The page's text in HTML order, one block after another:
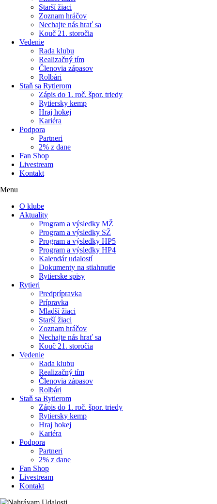
Starší žiaci
Zoznam hráčov
Nechajte nás hrať sa
Kouč 21. storočia
Vedenie
Rada klubu
Realizačný tím
Členovia zápasov
Rolbári
Staň sa Rytierom
Zápis do 1. roč. špor. triedy
Rytiersky kemp
Hraj hokej
Kariéra
Podpora
Partneri
2% z dane
Fan Shop
Livestream
Kontakt
Menu
O klube
Aktuality
Program a výsledky MŽ
Program a výsledky SŽ
Program a výsledky HP5
Program a výsledky HP4
Kalendár udalostí
Dokumenty na stiahnutie
Rytierske spisy
Rytieri
Predprípravka
Prípravka
Mladší žiaci
Starší žiaci
Zoznam hráčov
Nechajte nás hrať sa
Kouč 21. storočia
Vedenie
Rada klubu
Realizačný tím
Členovia zápasov
Rolbári
Staň sa Rytierom
Zápis do 1. roč. špor. triedy
Rytiersky kemp
Hraj hokej
Kariéra
Podpora
Partneri
2% z dane
Fan Shop
Livestream
Kontakt